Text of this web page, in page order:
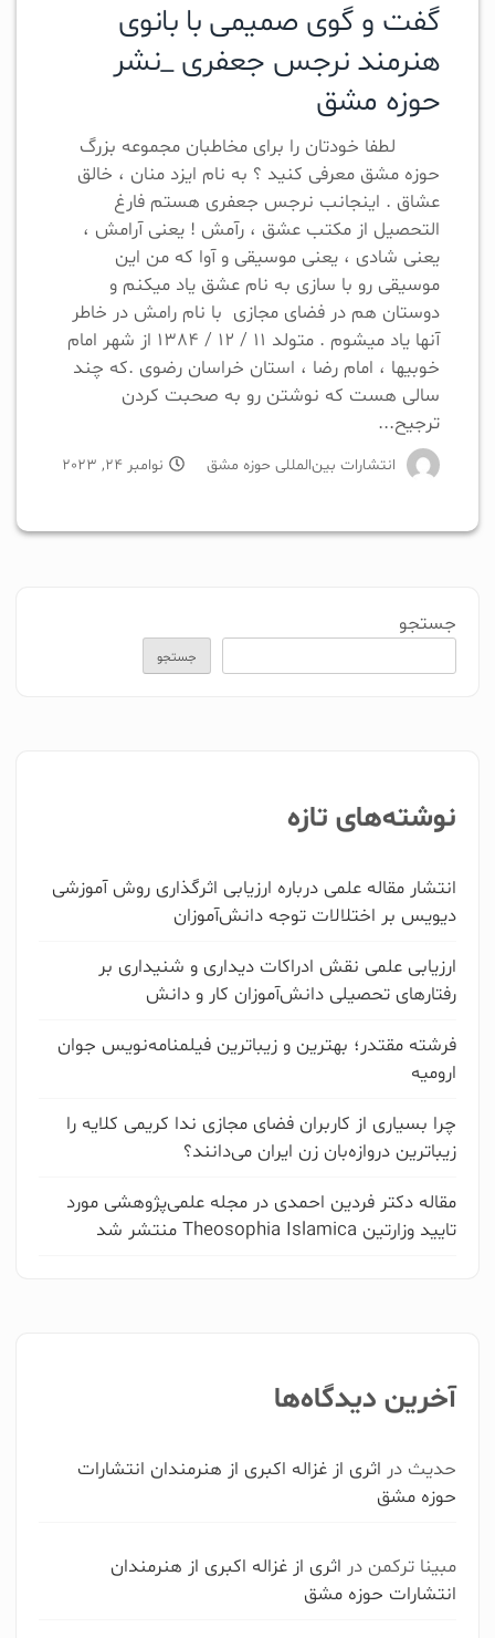
گفت و گوی صمیمی با بانوی
هنرمند نرجس جعفری _نشر
حوزه مشق
لطفا خودتان را برای مخاطبان مجموعه بزرگ
حوزه مشق معرفی کنید ؟ به نام ایزد منان ، خالق
عشاق . اینجانب نرجس جعفری هستم فارغ
التحصیل از مکتب عشق ، رآمش ! یعنی آرامش ،
یعنی شادی ، یعنی موسیقی و آوا که من این
موسیقی رو با سازی به نام عشق یاد میکنم و
دوستان هم در فضای مجازی با نام رامش در خاطر
آنها یاد میشوم . متولد 11 / 12 / 1384 از شهر امام
خوبیها ، امام رضا ، استان خراسان رضوی .که چند
سالی هست که نوشتن رو به صحبت کردن
ترجیح...
انتشارات بین‌المللی حوزه مشق نوامبر 24, 2023
جستجو
جستجو
نوشته‌های تازه
انتشار مقاله علمی درباره ارزیابی اثرگذاری روش آموزشی
دیویس بر اختلالات توجه دانش‌آموزان
ارزیابی علمی نقش ادراکات دیداری و شنیداری بر
رفتارهای تحصیلی دانش‌آموزان کار و دانش
فرشته مقتدر؛ بهترین و زیباترین فیلمنامه‌نویس جوان
ارومیه
چرا بسیاری از کاربران فضای مجازی ندا کریمی کلایه را
زیباترین دروازه‌بان زن ایران می‌دانند؟
مقاله دکتر فردین احمدی در مجله علمی‌پژوهشی مورد
تایید وزارتین Theosophia Islamica منتشر شد
آخرین دیدگاه‌ها
حدیث در اثری از غزاله اکبری از هنرمندان انتشارات
حوزه مشق
مبینا ترکمن در اثری از غزاله اکبری از هنرمندان
انتشارات حوزه مشق
آیا کتابی در دست نوشتن یا آماده ی چاپ دارید ؟
موضوع کتاب شما چیست ؟
شعر و دلنوشته
کمک درسی و علمی تخصصی
هنر
زبان
مذهبی و دینی
سایر
چرا چاپ کتاب در حال حاضر برای شما مهم است؟
شهرت و دسترسی به مخاطبین بیشتر
اعتبار و برندسازی شخصی
کمتر از 150 صفحه